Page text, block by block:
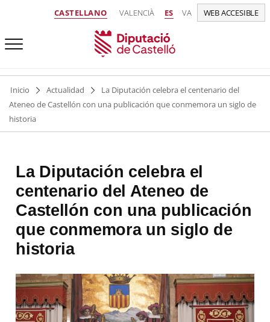
CASTELLANO VALENCIÀ ES VA WEB ACCESIBLE
Inicio Actualidad
La Diputación celebra el centenario del
Ateneo de Castellón con una publicación que conmemora un siglo de
historia
La Diputación celebra el
centenario del Ateneo de
Castellón con una publicación
que conmemora un siglo de
historia